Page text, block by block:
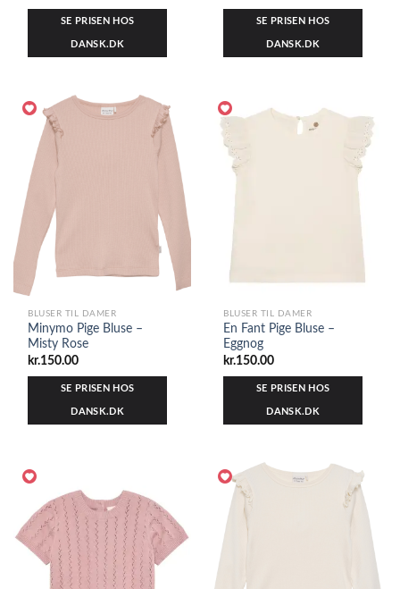
SE PRISEN HOS
DANSK.DK
SE PRISEN HOS
DANSK.DK
BLUSER TIL DAMER
Minymo Pige Bluse –
Misty Rose
kr.150.00
SE PRISEN HOS
DANSK.DK
BLUSER TIL DAMER
En Fant Pige Bluse –
Eggnog
kr.150.00
SE PRISEN HOS
DANSK.DK